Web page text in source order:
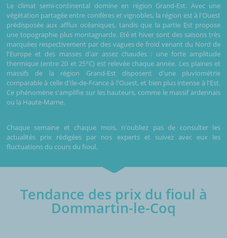
Le climat semi-continental domine en région Grand-Est. Avec une
végétation partagée entre conifères et vignobles, la région est à l'Ouest
prédisposée aux afflux océaniques, tandis que la partie Est propose
une topographie plus montagnarde. Eté et hiver sont des saisons très
marquées respectivement par des vagues de froid venant du Nord de
l'Europe et des masses d'air assez chaudes : une forte amplitude
thermique (entre 20 et 25°C) est relevée chaque année. Les plaines et
massifs de la région Grand-Est disposent d'une pluviométrie
comparable à celle d'Ile-de-France à l'Ouest, et bien plus intense à l'Est.
Ce phénomène s'amplifie sur les hauteurs, comme le massif ardennais
ou la Haute-Marne.
Chaque semaine et chaque mois, n'oubliez pas de consulter les
actualités prix rédigées par nos experts et suivez avec eux les
fluctuations du cours du fioul.
Tendance des prix du fioul à
Dommartin-le-Coq